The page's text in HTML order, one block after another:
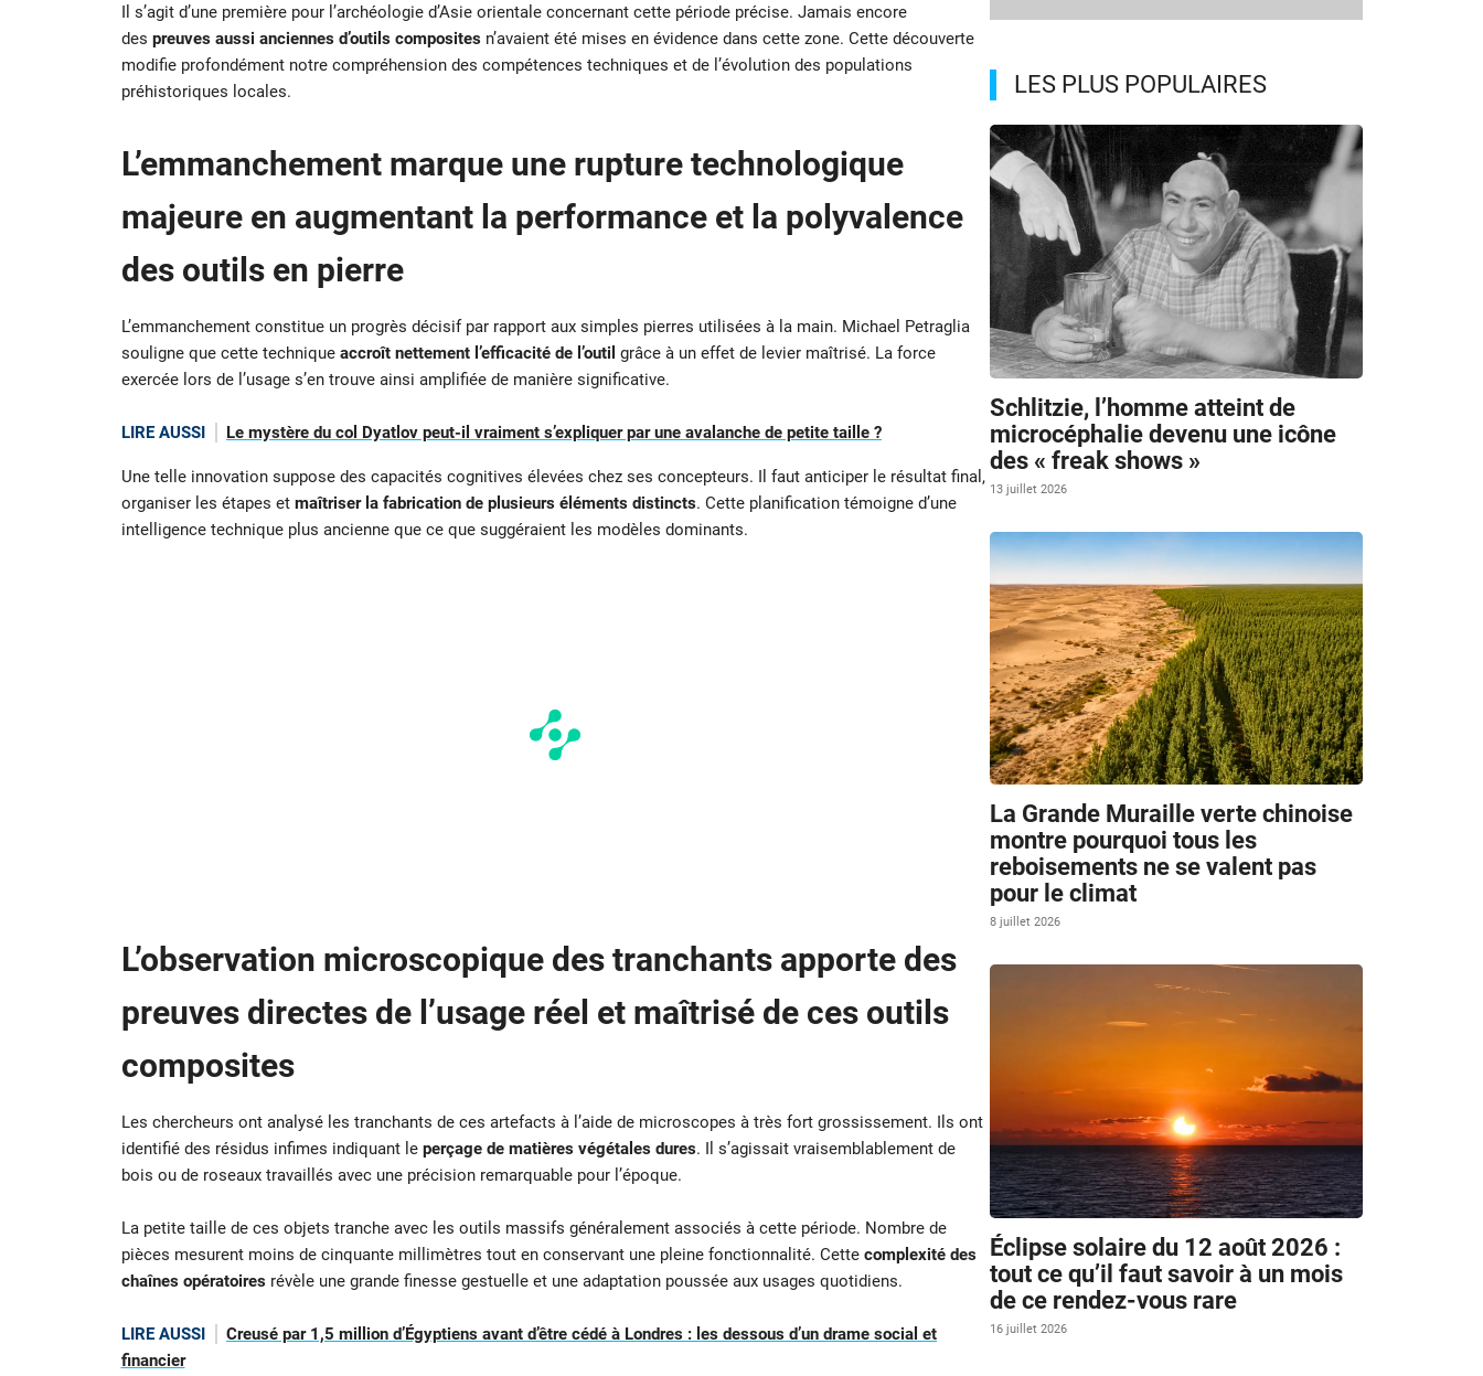
Il s’agit d’une première pour l’archéologie d’Asie orientale concernant cette période précise. Jamais encore
des preuves aussi anciennes d’outils compositesn’avaient été mises en évidence dans cette zone. Cette découverte
modifie profondément notre compréhension des compétences techniques et de l’évolution des populations
préhistoriques locales.
L’emmanchement marque une rupture technologique
majeure en augmentant la performance et la polyvalence
des outils en pierre
L’emmanchement constitue un progrès décisif par rapport aux simples pierres utilisées à la main. Michael Petraglia
souligne que cette technique accroît nettement l’efficacité de l’outil grâce à un effet de levier maîtrisé. La force
exercée lors de l’usage s’en trouve ainsi amplifiée de manière significative.
LIRE AUSSI Le mystère du col Dyatlov peut-il vraiment s’expliquer par une avalanche de petite taille ?
Une telle innovation suppose des capacités cognitives élevées chez ses concepteurs. Il faut anticiper le résultat final,
organiser les étapes et maîtriser la fabrication de plusieurs éléments distincts. Cette planification témoigne d’une
intelligence technique plus ancienne que ce que suggéraient les modèles dominants.
L’observation microscopique des tranchants apporte des
preuves directes de l’usage réel et maîtrisé de ces outils
composites
Les chercheurs ont analysé les tranchants de ces artefacts à l’aide de microscopes à très fort grossissement. Ils ont
identifié des résidus infimes indiquant le perçage de matières végétales dures. Il s’agissait vraisemblablement de
bois ou de roseaux travaillés avec une précision remarquable pour l’époque.
La petite taille de ces objets tranche avec les outils massifs généralement associés à cette période. Nombre de
pièces mesurent moins de cinquante millimètres tout en conservant une pleine fonctionnalité. Cette complexité des
chaînes opératoiresrévèle une grande finesse gestuelle et une adaptation poussée aux usages quotidiens.
LIRE AUSSI
Creusé par 1,5 million d’Égyptiens avant d’être cédé à Londres : les dessous d’un drame social et
financier
LES PLUS POPULAIRES
Schlitzie, l’homme atteint de
microcéphalie devenu une icône
des « freak shows »
13 juillet 2026
La Grande Muraille verte chinoise
montre pourquoi tous les
reboisements ne se valent pas
pour le climat
8 juillet 2026
Éclipse solaire du 12 août 2026 :
tout ce qu’il faut savoir à un mois
de ce rendez-vous rare
16 juillet 2026